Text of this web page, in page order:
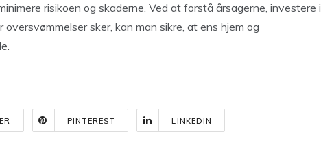
risikoen og skaderne. Ved at forstå årsagerne, investere i
sker, kan man sikre, at ens hjem og
PINTEREST LINKEDIN